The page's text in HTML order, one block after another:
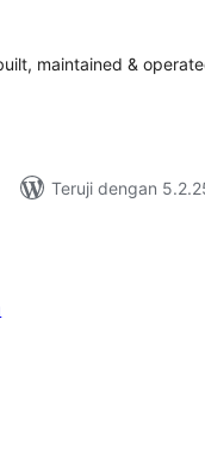
maintained &
Teruji dengan